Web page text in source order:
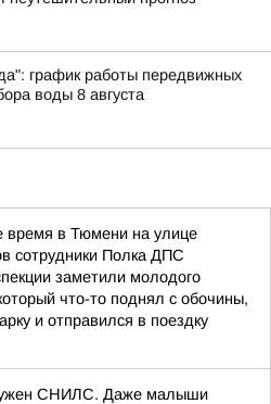
график работы передвижных
воды 8 августа
время в Тюмени на улице
сотрудники Полка ДПС
заметили молодого
что-то поднял с обочины,
и отправился в поездку
СНИЛС. Даже малыши